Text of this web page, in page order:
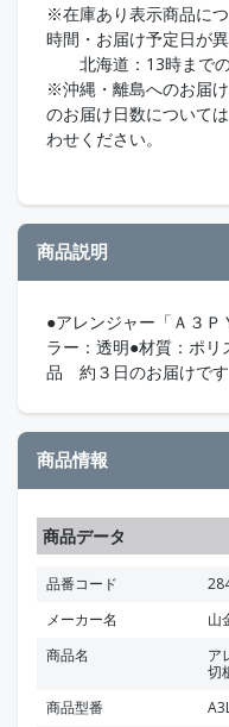
※在庫あり表示商品に
時間・お届け予定日が異
北海道：13時までの
※沖縄・離島へのお届
のお届け日数について
わせください。
商品説明
●アレンジャー「Ａ３
ラー：透明●材質：ポ
品 約３日のお届けです
商品情報
商品データ
品番コード
メーカー名
山
商品名
ア
切
商品型番